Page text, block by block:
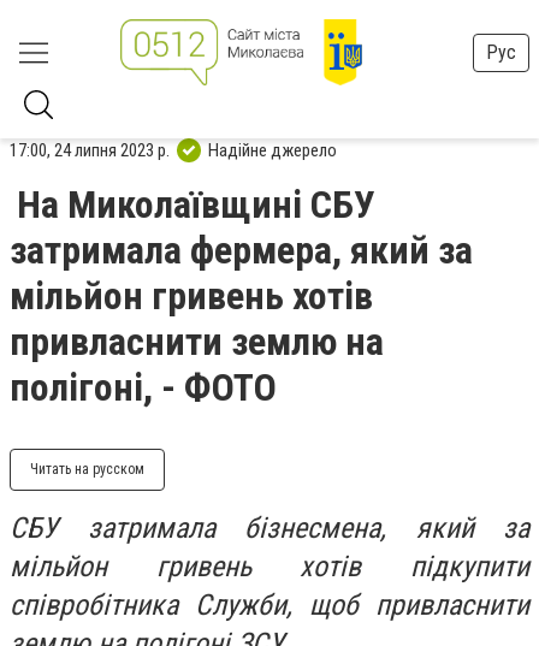
Рус
17:00, 24 липня 2023 р. Надійне джерело
На Миколаївщині СБУ
затримала фермера, який за
мільйон гривень хотів
привласнити землю на
полігоні, - ФОТО
Читать на русском
СБУ затримала бізнесмена, який за
мільйон гривень хотів підкупити
співробітника Служби, щоб привласнити